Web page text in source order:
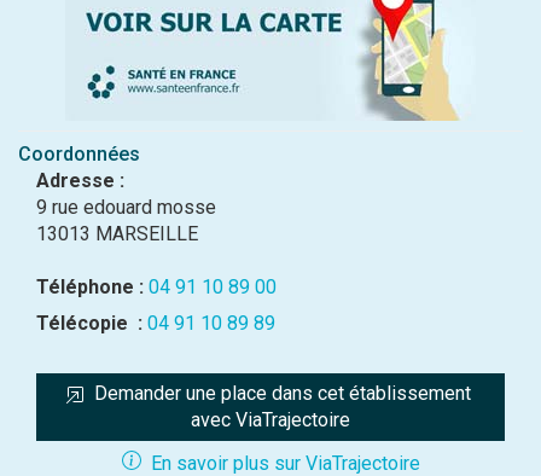
Coordonnées
Adresse :
9 rue edouard mosse
13013 MARSEILLE
Téléphone : 04 91 10 89 00
Télécopie : 04 91 10 89 89
Demander une place dans cet établissement
avec ViaTrajectoire
En savoir plus sur ViaTrajectoire